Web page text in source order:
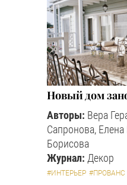
Новый дом
Авторы: Вера
Сапронова, Елена
Борисова
Журнал: Декор
#ИНТЕРЬЕР #ПРОВАНС